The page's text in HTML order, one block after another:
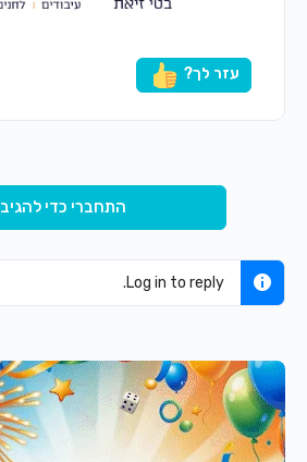
עזר לך?
התחברי כדי להגיב
Log in to reply.